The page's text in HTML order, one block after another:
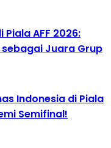
AFF 2026:
sebagai Juara Grup
Indonesia di Piala
Semifinal!